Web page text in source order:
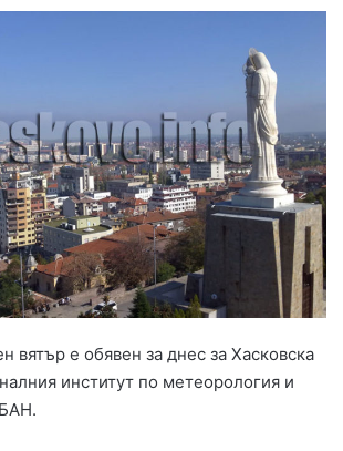
вятър е обявен за днес за Хасковска
институт по метеорология и